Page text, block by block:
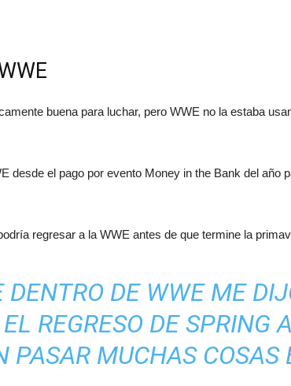
buena para luchar, pero WWE no la estaba
desde el pago por evento Money in the Bank del
regresar a la WWE antes de que termine la
DENTRO DE WWE ME
REGRESO DE SPRING
PASAR MUCHAS COSAS